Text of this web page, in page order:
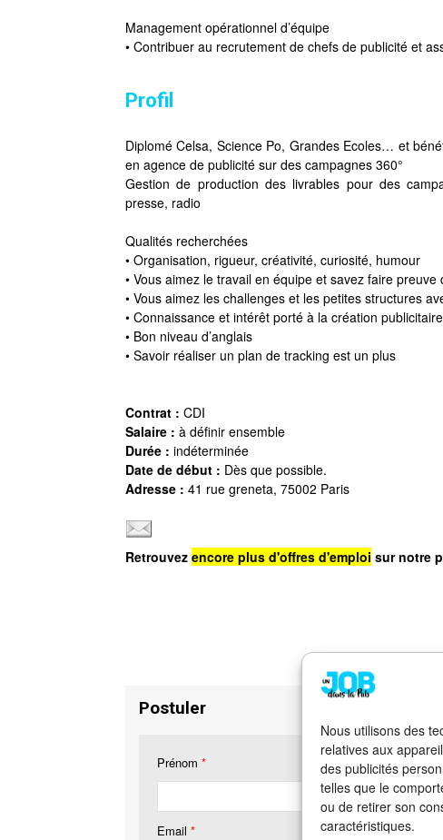
Nous utilisons des
relatives aux
des publicités
telles que le
ou de retirer son
caractéristiques.
Management opérationnel d’équipe
• Contribuer au recrutement de chefs de publicité et
Profil
Diplomé Celsa, Science Po, Grandes Ecoles… et
en agence de publicité sur des campagnes 360°
Gestion de production des livrables pour des
presse, radio
Qualités recherchées
• Organisation, rigueur, créativité, curiosité, humour
• Vous aimez le travail en équipe et savez faire preuve
• Vous aimez les challenges et les petites structures
• Connaissance et intérêt porté à la création
• Bon niveau d’anglais
• Savoir réaliser un plan de tracking est un plus
Contrat : CDI
Salaire : à définir ensemble
Durée : indéterminée
Date de début : Dès que possible.
Adresse : 41 rue greneta, 75002 Paris
Retrouvez encore plus d'offres d'emploi sur notre
Postuler
Prénom *
Email *